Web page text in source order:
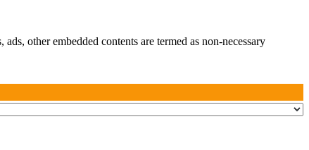
other embedded contents are termed as non-necessary